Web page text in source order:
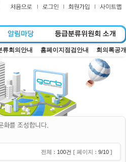
류회의안내 홈페이지점검안내 회의록공개
전체 : 100건 [ 페이지 : 9/10 ]